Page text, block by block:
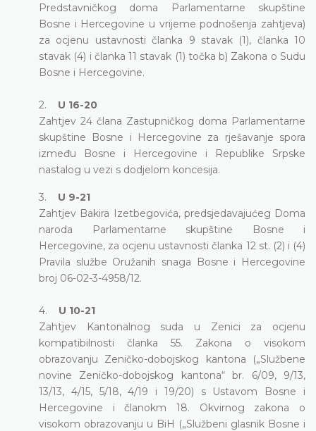
Predstavničkog doma Parlamentarne skupštine
Bosne i Hercegovine u vrijeme podnošenja zahtjeva)
za ocjenu ustavnosti članka 9 stavak (1), članka 10
stavak (4) i članka 11 stavak (1) točka b) Zakona o Sudu
Bosne i Hercegovine.
2. U 16-20
Zahtjev 24 člana Zastupničkog doma Parlamentarne
skupštine Bosne i Hercegovine za rješavanje spora
između Bosne i Hercegovine i Republike Srpske
nastalog u vezi s dodjelom koncesija.
3. U 9-21
Zahtjev Bakira Izetbegovića, predsjedavajućeg Doma
naroda Parlamentarne skupštine Bosne i
Hercegovine, za ocjenu ustavnosti članka 12 st. (2) i (4)
Pravila službe Oružanih snaga Bosne i Hercegovine
broj 06-02-3-4958/12.
4.
U 10-21
Zahtjev Kantonalnog suda u Zenici za ocjenu
kompatibilnosti članka 55. Zakona o visokom
obrazovanju Zeničko-dobojskog kantona („Službene
novine Zeničko-dobojskog kantona“ br. 6/09, 9/13,
13/13, 4/15, 5/18, 4/19 i 19/20) s Ustavom Bosne i
Hercegovine i članokm 18. Okvirnog zakona o
visokom obrazovanju u BiH („Službeni glasnik Bosne i